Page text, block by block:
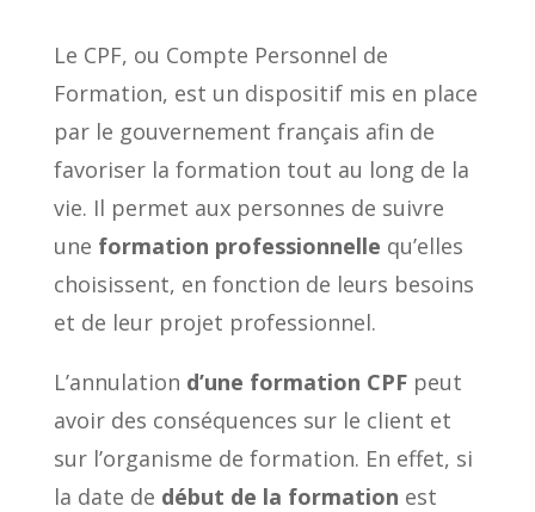
Le CPF, ou Compte Personnel de
Formation, est un dispositif mis en place
par le gouvernement français afin de
favoriser la formation tout au long de la
vie. Il permet aux personnes de suivre
une formation professionnelle qu’elles
choisissent, en fonction de leurs besoins
et de leur projet professionnel.
L’annulation d’une formation CPFpeut
avoir des conséquences sur le client et
sur l’organisme de formation. En effet, si
la date de début de la formation est